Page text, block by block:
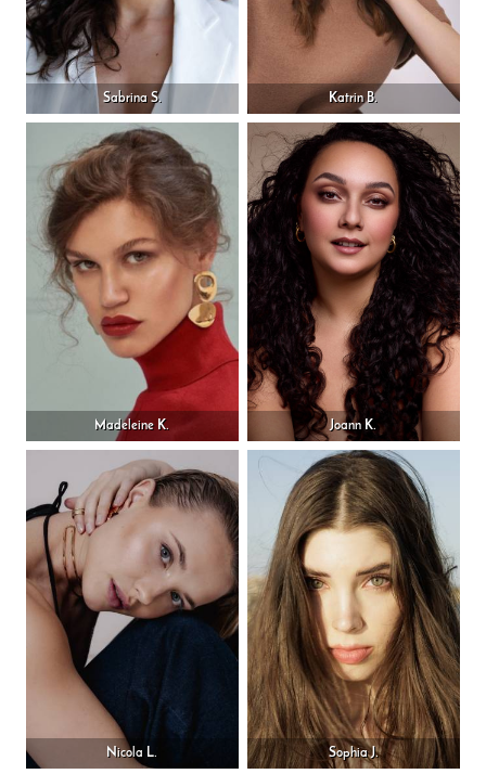
Sabrina S. Katrin B.
Madeleine K. Joann K.
Nicola L. Sophia J.